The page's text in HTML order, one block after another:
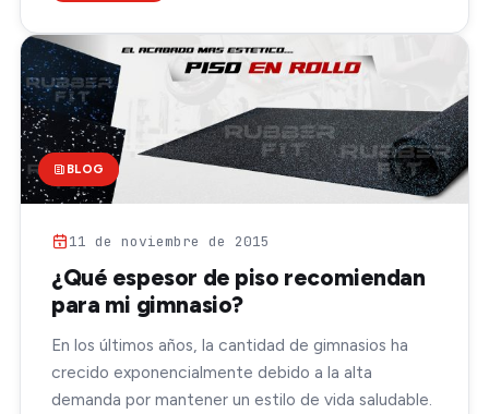
BLOG
11 de noviembre de 2015
¿Qué espesor de piso recomiendan
para mi gimnasio?
En los últimos años, la cantidad de gimnasios ha
crecido exponencialmente debido a la alta
demanda por mantener un estilo de vida saludable.